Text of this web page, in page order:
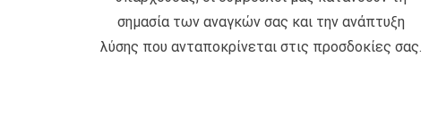
σημασία των αναγκών σας και την ανάπτυξη
λύσης που ανταποκρίνεται στις προσδοκίες σας.